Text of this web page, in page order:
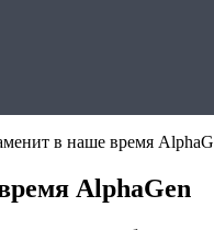
в наше время
AlphaGen